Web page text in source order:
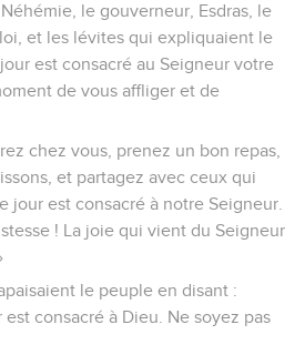
le gouverneur, Esdras, le
et les lévites qui expliquaient le
est consacré au Seigneur votre
de vous affliger et de
chez vous, prenez un bon repas,
et partagez avec ceux qui
jour est consacré à notre Seigneur.
! La joie qui vient du Seigneur
le peuple en disant :
est consacré à Dieu. Ne soyez pas